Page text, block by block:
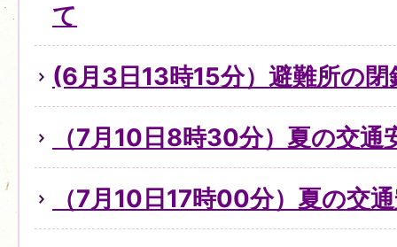
て
(6月3日13時15分）避難所の
（7月10日8時30分）夏の交通
（7月10日17時00分）夏の交